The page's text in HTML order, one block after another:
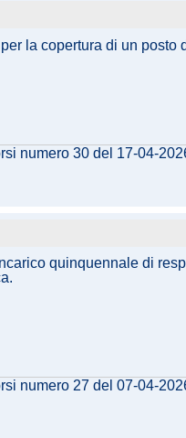
la copertura di un
numero 30 del 17-04-
quinquennale di
numero 27 del 07-04-